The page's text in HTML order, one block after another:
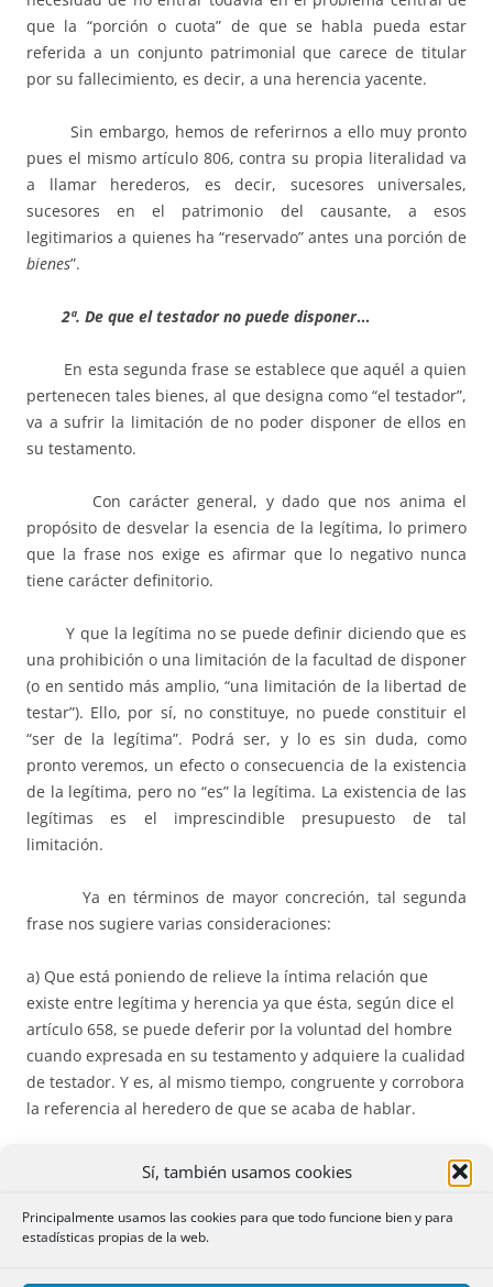
Sí, también usamos cookies
Principalmente usamos las cookies para que todo funcione bien y para
estadísticas propias de la web.
que la “porción o cuota” de que se habla pueda estar
referida a un conjunto patrimonial que carece de titular
por su fallecimiento, es decir, a una herencia yacente.
Sin embargo, hemos de referirnos a ello muy pronto
pues el mismo artículo 806, contra su propia literalidad va
a llamar herederos, es decir, sucesores universales,
sucesores en el patrimonio del causante, a esos
legitimarios a quienes ha “reservado” antes una porción de
bienes”.
2ª. De que el testador no puede disponer…
En esta segunda frase se establece que aquél a quien
pertenecen tales bienes, al que designa como “el testador”,
va a sufrir la limitación de no poder disponer de ellos en
su testamento.
Con carácter general, y dado que nos anima el
propósito de desvelar la esencia de la legítima, lo primero
que la frase nos exige es afirmar que lo negativo nunca
tiene carácter definitorio.
Y que la legítima no se puede definir diciendo que es
una prohibición o una limitación de la facultad de disponer
(o en sentido más amplio, “una limitación de la libertad de
testar”). Ello, por sí, no constituye, no puede constituir el
“ser de la legítima”. Podrá ser, y lo es sin duda, como
pronto veremos, un efecto o consecuencia de la existencia
de la legítima, pero no “es” la legítima. La existencia de las
legítimas es el imprescindible presupuesto de tal
limitación.
Ya en términos de mayor concreción, tal segunda
frase nos sugiere varias consideraciones:
a) Que está poniendo de relieve la íntima relación que
existe entre legítima y herencia ya que ésta, según dice el
artículo 658, se puede deferir por la voluntad del hombre
cuando expresada en su testamento y adquiere la cualidad
de testador. Y es, al mismo tiempo, congruente y corrobora
la referencia al heredero de que se acaba de hablar.
b) Que, por el contrario, es muy poco acertada la expresión
objeción de faltar a la verdad, puesto que no es cierta la
rotunda afirmación formulada de que el testador “no va a